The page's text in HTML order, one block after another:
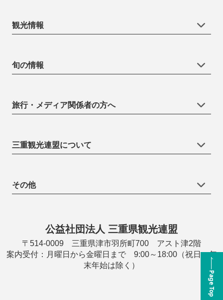
Page Top
観光情報
旬の情報
旅行・メディア関係者の方へ
三重観光連盟について
その他
公益社団法人 三重県観光連盟
〒514-0009 三重県津市羽所町700 アスト津2階
案内受付：月曜日から金曜日まで 9:00～18:00（祝日・年
末年始は除く）